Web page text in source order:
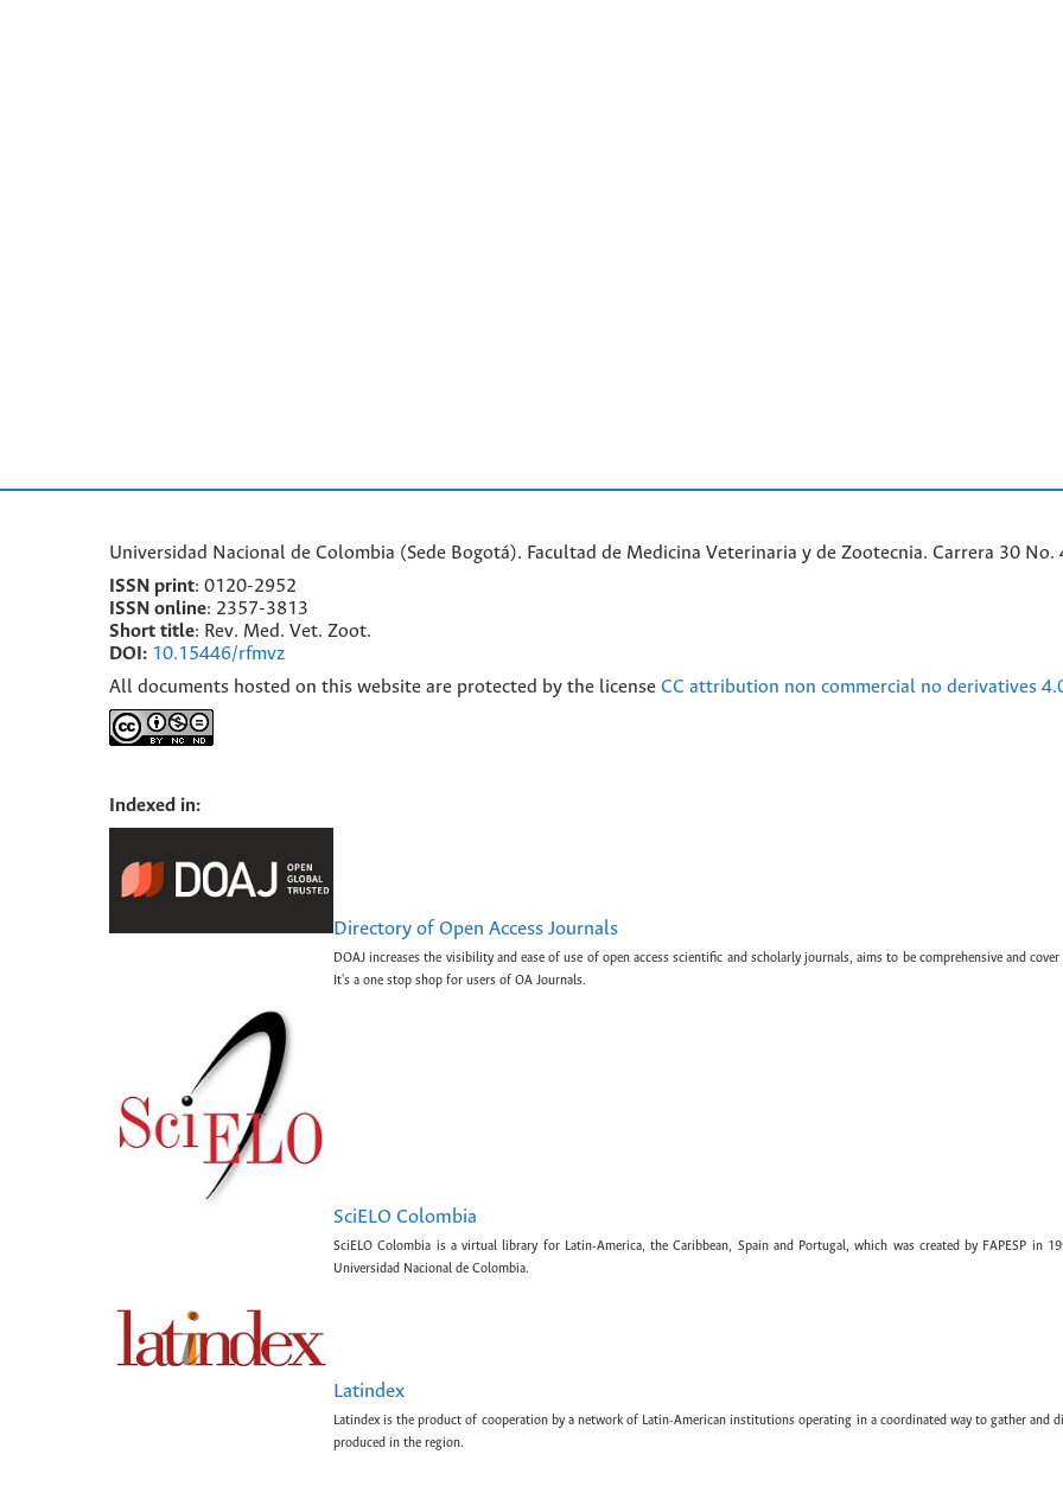
Universidad Nacional de Colombia (Sede Bogotá). Facultad de Medicina Veterinaria y de Zootecnia. Carrera 30
ISSN print: 0120-2952
SSN online: 2357-3813
Short title: Rev. Med. Vet. Zoot.
DOI: 10.15446/rfmvz
All documents hosted on this website are protected by the license CC attribution non commercial no derivatives
Indexed in:
Directory of Open Access Journals
DOAJ increases the visibility and ease of use of open access scientific and scholarly journals, aims to be comprehensive and
It's a one stop shop for users of OA Journals.
SciELO Colombia
SciELO Colombia is a virtual library for Latin-America, the Caribbean, Spain and Portugal, which was created by FAPESP in
Universidad Nacional de Colombia.
Latindex
Latindex is the product of cooperation by a network of Latin-American institutions operating in a coordinated way to gather
produced in the region.